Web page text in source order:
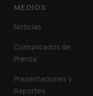
MEDIOS
Noticias
Comunicados de
Prensa
Presentaciones y
Reportes